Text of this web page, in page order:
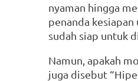
nyaman hingga
penanda
sudah siap untuk
Namun, apakah
juga disebut